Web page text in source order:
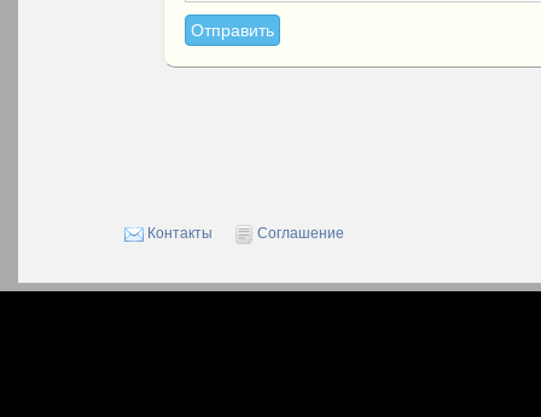
Контакты Соглашение